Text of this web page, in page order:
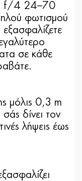
f/4 24–70
φωτισμού
σε κάθε
μόλις 0,3 m
δίνει τον
λήψεις έως